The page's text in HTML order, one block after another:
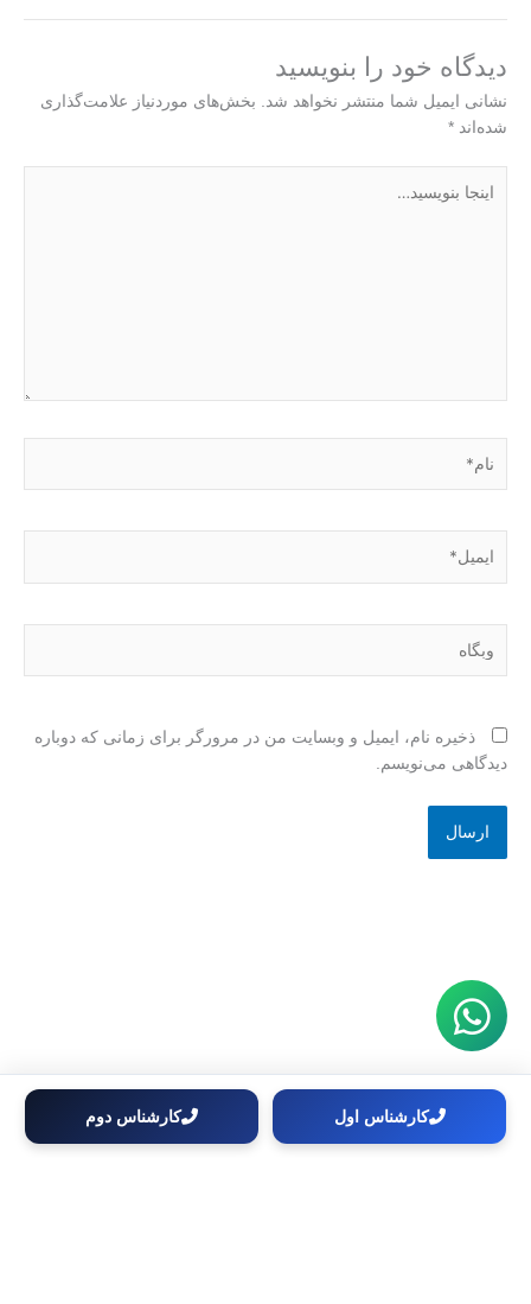
دیدگاه‌ خود را بنویسید
نشانی ایمیل شما منتشر نخواهد شد. بخش‌های موردنیاز علامت‌گذاری
شده‌اند *
بنویسید…
ذخیره نام، ایمیل و وبسایت من در مرورگر برای زمانی که دوباره
دیدگاهی می‌نویسم.
کارشناس اول کارشناس دوم